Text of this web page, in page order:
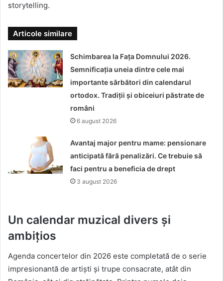
storytelling.
Articole similare
Schimbarea la Fața Domnului 2026.
Semnificația uneia dintre cele mai
importante sărbători din calendarul
ortodox. Tradiții și obiceiuri păstrate de
români
6 august 2026
Avantaj major pentru mame: pensionare
anticipată fără penalizări. Ce trebuie să
faci pentru a beneficia de drept
3 august 2026
Un calendar muzical divers și
ambițios
Agenda concertelor din 2026 este completată de o serie
impresionantă de artiști și trupe consacrate, atât din